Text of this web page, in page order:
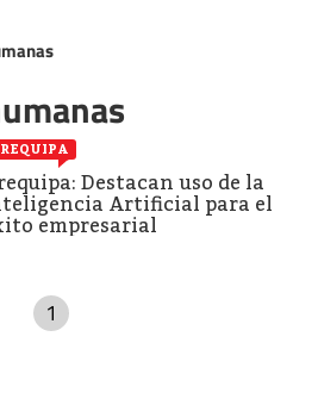
Destacan uso de la
Artificial para el
empresarial
1